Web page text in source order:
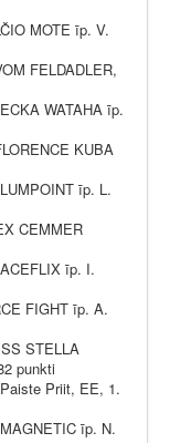
MOTE īp. V.
FELDADLER,
WATAHA īp.
KUBA
īp. L.
CEMMER
īp. I.
FIGHT īp. A.
STELLA
punkti
Priit, EE, 1.
īp. N.